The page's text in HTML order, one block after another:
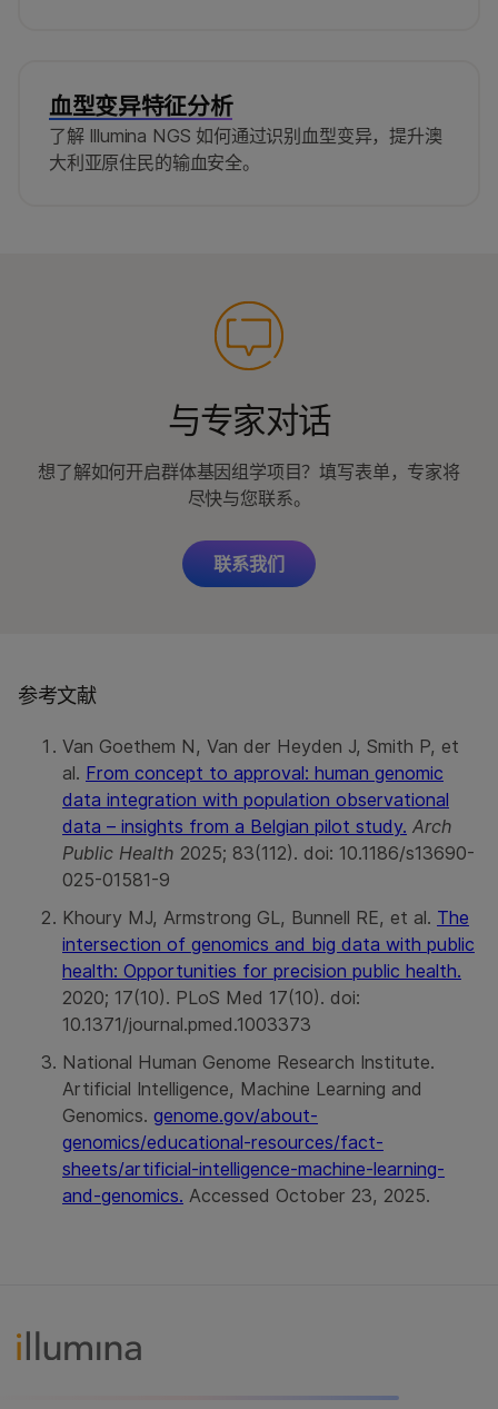
血型变异特征分析
了解 Illumina NGS 如何通过识别血型变异，提升澳
大利亚原住民的输血安全。
与专家对话
想了解如何开启群体基因组学项目？填写表单，专家将
尽快与您联系。
联系我们
参考文献
Van Goethem N, Van der Heyden J, Smith P, et
al. From concept to approval: human genomic
data integration with population observational
data – insights from a Belgian pilot study. Arch
Public Health 2025; 83(112). doi: 10.1186/s13690-
025-01581-9
Khoury MJ, Armstrong GL, Bunnell RE, et al. The
intersection of genomics and big data with public
health: Opportunities for precision public health.
2020; 17(10). PLoS Med 17(10). doi:
10.1371/journal.pmed.1003373
National Human Genome Research Institute.
Artificial Intelligence, Machine Learning and
Genomics. genome.gov/about-
genomics/educational-resources/fact-
sheets/artificial-intelligence-machine-learning-
and-genomics. Accessed October 23, 2025.